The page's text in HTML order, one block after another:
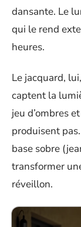
dansante. Le
qui le rend
heures.
Le jacquard,
captent la
jeu d’ombres
produisent
base sobre
transformer
réveillon.